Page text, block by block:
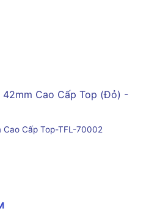
Cao Cấp Top-TFL-70002